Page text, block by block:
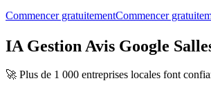
Commencer gratuitementCommencer
IA Gestion Avis Google
🚀 Plus de 1 000 entreprises locales font